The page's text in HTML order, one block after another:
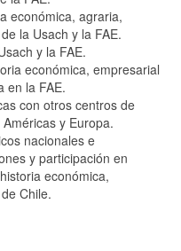
económica, agraria,
la Usach y la FAE.
y la FAE.
económica, empresarial
en la FAE.
con otros centros de
y Europa.
nacionales e
y participación en
económica,
Chile.